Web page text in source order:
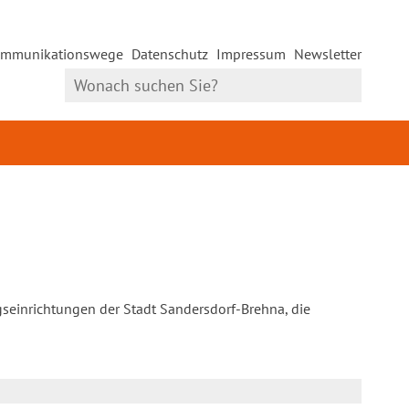
Datenschutz Impressum Newsletter
der Stadt Sandersdorf-Brehna, die